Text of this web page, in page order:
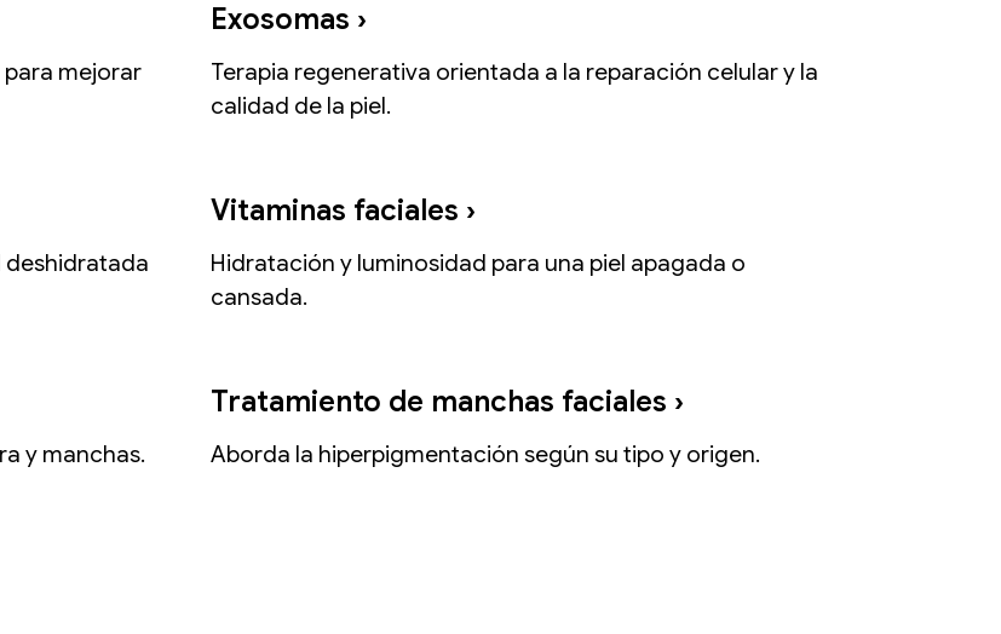
para mejorar
Exosomas ›
Terapia regenerativa orientada a la reparación celular y la
calidad de la piel.
deshidratada
Vitaminas faciales​ ›
Hidratación y luminosidad para una piel apagada o
cansada.
y manchas.
Tratamiento de manchas faciales ›
Aborda la hiperpigmentación según su tipo y origen.